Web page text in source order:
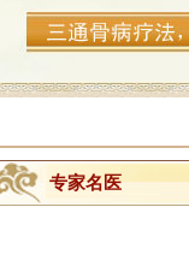
专家名医